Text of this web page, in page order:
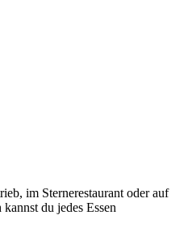
im Sternerestaurant oder auf
du jedes Essen